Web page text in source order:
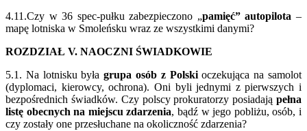
4.11.Czy w 36 spec-pułku zabezpieczono „pamięć” autopilota –
mapę lotniska w Smoleńsku wraz ze wszystkimi danymi?
ROZDZIAŁ V. NAOCZNI ŚWIADKOWIE
5.1. Na lotnisku byłagrupa osób z Polskioczekująca na samolot
(dyplomaci, kierowcy, ochrona). Oni byli jednymi z pierwszych i
bezpośrednich świadków. Czy polscy prokuratorzy posiadają pełna
listę obecnych na miejscu zdarzenia, bądź w jego pobliżu, osób, i
czy zostały one przesłuchane na okoliczność zdarzenia?